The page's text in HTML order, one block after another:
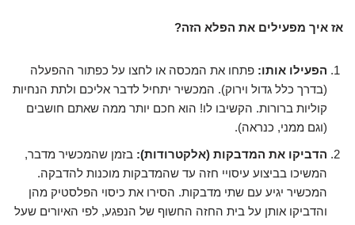
אז איך מפעילים את הפלא הזה?
הפעילו אותו: פתחו את המכסה או לחצו על כפתור ההפעלה
(בדרך כלל גדול וירוק). המכשיר יתחיל לדבר אליכם ולתת הנחיות
קוליות ברורות. הקשיבו לו! הוא חכם יותר ממה שאתם חושבים
(וגם ממני, כנראה).
הדביקו את המדבקות (אלקטרודות): בזמן שהמכשיר מדבר,
המשיכו בביצוע עיסויי חזה עד שהמדבקות מוכנות להדבקה.
המכשיר יגיע עם שתי מדבקות. הסירו את כיסוי הפלסטיק מהן
והדביקו אותן על בית החזה החשוף של הנפגע, לפי האיורים שעל